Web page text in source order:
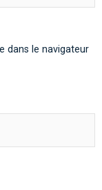
dans le navigateur